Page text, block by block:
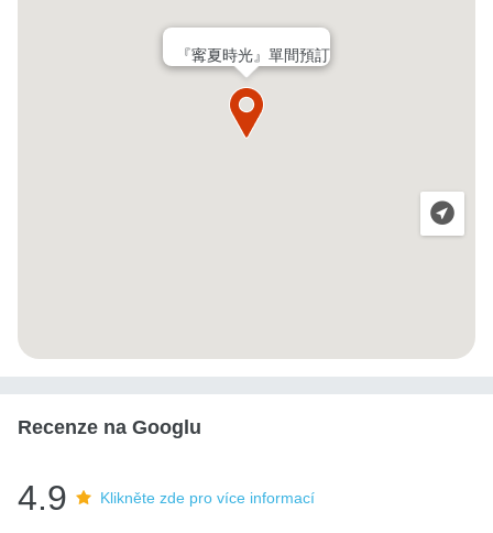
『寗夏時光』單間預訂
Recenze na Googlu
4.9 Klikněte zde pro více informací